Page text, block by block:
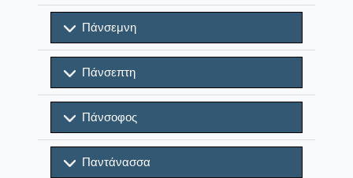
Πάνσεμνη
Πάνσεπτη
Πάνσοφος
Παντάνασσα